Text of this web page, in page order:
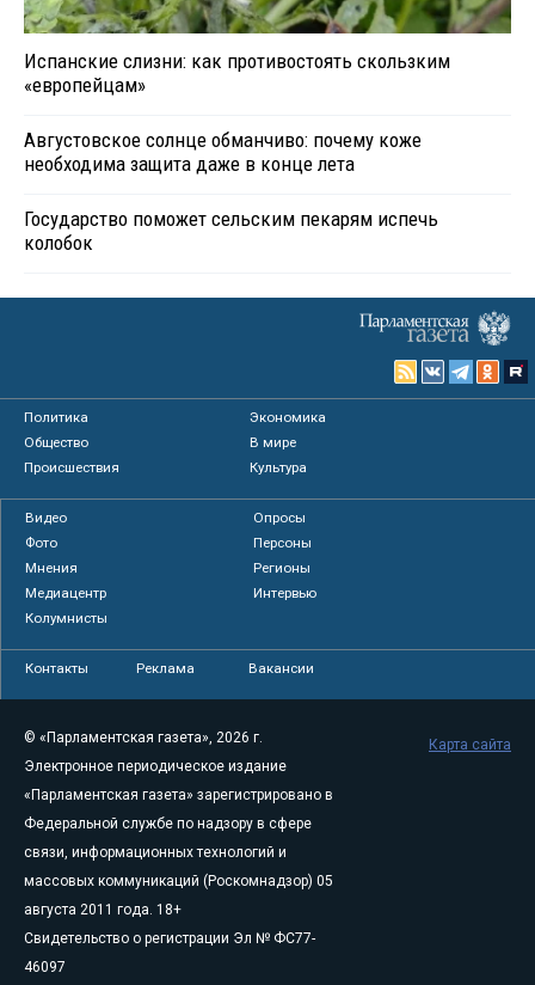
Испанские слизни: как противостоять скользким
«европейцам»
Августовское солнце обманчиво: почему коже
необходима защита даже в конце лета
Государство поможет сельским пекарям испечь
колобок
Политика
Экономика
Общество
В мире
Происшествия
Культура
Видео
Опросы
Фото
Персоны
Мнения
Регионы
Медиацентр
Интервью
Колумнисты
Контакты Реклама Вакансии
© «Парламентская газета», 2026 г.
Электронное периодическое издание
«Парламентская газета» зарегистрировано в
Федеральной службе по надзору в сфере
связи, информационных технологий и
массовых коммуникаций (Роскомнадзор) 05
августа 2011 года. 18+
Свидетельство о регистрации Эл № ФС77-
46097
Карта сайта